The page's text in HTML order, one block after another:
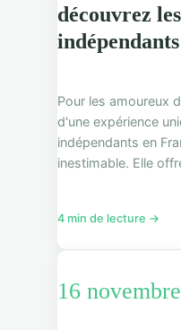
découvrez
indépendants
Pour les amoureux
d'une expérience
indépendants en
inestimable. Elle
4 min de lecture →
16